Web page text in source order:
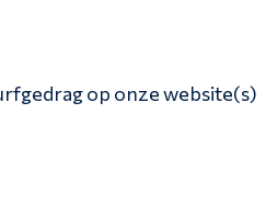
op onze website(s)